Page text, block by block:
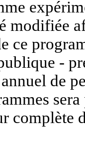
modifiée
ce
-
de
complète